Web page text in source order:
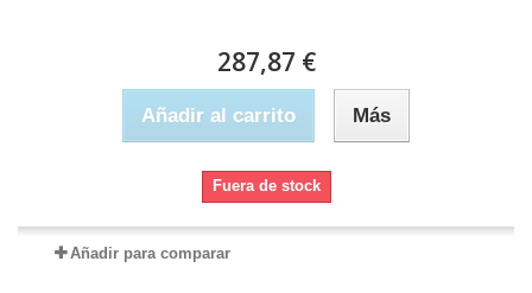
287,87 €
Añadir al carrito Más
Fuera de stock
Añadir para comparar